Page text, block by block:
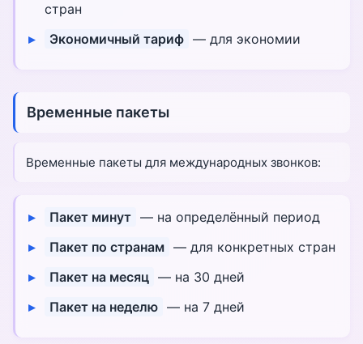
стран
Экономичный тариф — для экономии
Временные пакеты
Временные пакеты для международных звонков:
Пакет минут — на определённый период
Пакет по странам — для конкретных стран
Пакет на месяц — на 30 дней
Пакет на неделю — на 7 дней